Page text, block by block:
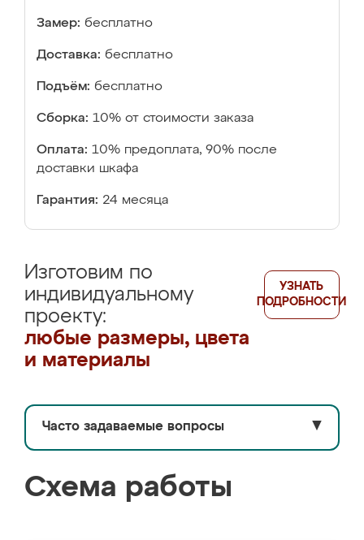
Замер: бесплатно
Доставка: бесплатно
Подъём: бесплатно
Сборка: 10% от стоимости заказа
Оплата: 10% предоплата, 90% после
доставки шкафа
Гарантия: 24 месяца
Изготовим по
индивидуальному
проекту:
любые размеры, цвета
и материалы
УЗНАТЬ
ПОДРОБНОСТИ
Часто задаваемые вопросы ▼
Схема работы